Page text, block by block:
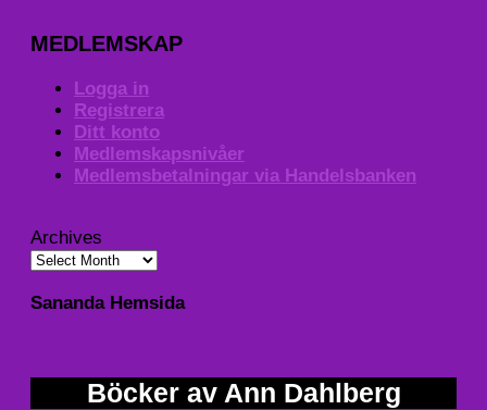
MEDLEMSKAP
Logga in
Registrera
Ditt konto
Medlemskapsnivåer
Medlemsbetalningar via Handelsbanken
Archives
Sananda Hemsida
Böcker av Ann Dahlberg